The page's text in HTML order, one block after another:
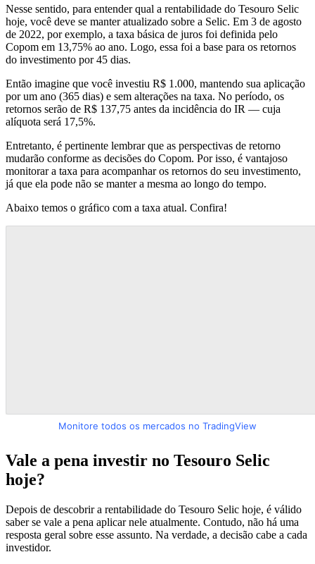
Nesse sentido, para entender qual a rentabilidade do Tesouro Selic
hoje, você deve se manter atualizado sobre a Selic. Em 3 de agosto
de 2022, por exemplo, a taxa básica de juros foi definida pelo
Copom em 13,75% ao ano. Logo, essa foi a base para os retornos
do investimento por 45 dias.
Então imagine que você investiu R$ 1.000, mantendo sua aplicação
por um ano (365 dias) e sem alterações na taxa. No período, os
retornos serão de R$ 137,75 antes da incidência do IR — cuja
alíquota será 17,5%.
Entretanto, é pertinente lembrar que as perspectivas de retorno
mudarão conforme as decisões do Copom. Por isso, é vantajoso
monitorar a taxa para acompanhar os retornos do seu investimento,
já que ela pode não se manter a mesma ao longo do tempo.
Abaixo temos o gráfico com a taxa atual. Confira!
Monitore todos os mercados no TradingView
Vale a pena investir no Tesouro Selic
hoje?
Depois de descobrir a rentabilidade do Tesouro Selic hoje, é válido
saber se vale a pena aplicar nele atualmente. Contudo, não há uma
resposta geral sobre esse assunto. Na verdade, a decisão cabe a cada
investidor.